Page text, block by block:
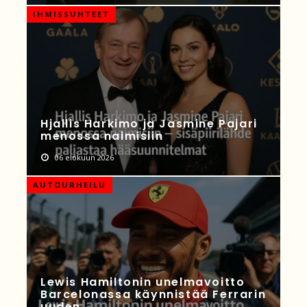
IHMISSUHTEET
Hjallis Harkimo ja Jasmine Pajari
menossa naimisiin
06 elokuun 2026
AUTOURHEILU
Lewis Hamiltonin unelmavoitto
Barcelonassa käynnistää Ferrarin